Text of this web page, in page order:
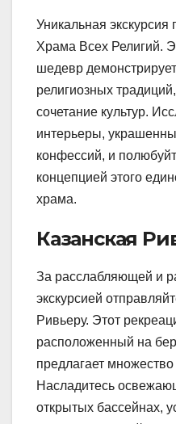
Уникальная
Храма Всех Религий.
шедевр
религиозных
сочетание культур.
интерьеры,
конфессий, и
концепцией этого
храма.
Казанская
За расслабляющей и
экскурсией
Ривьеру. Этот
расположенный на
предлагает
Насладитесь
открытых бассейнах,